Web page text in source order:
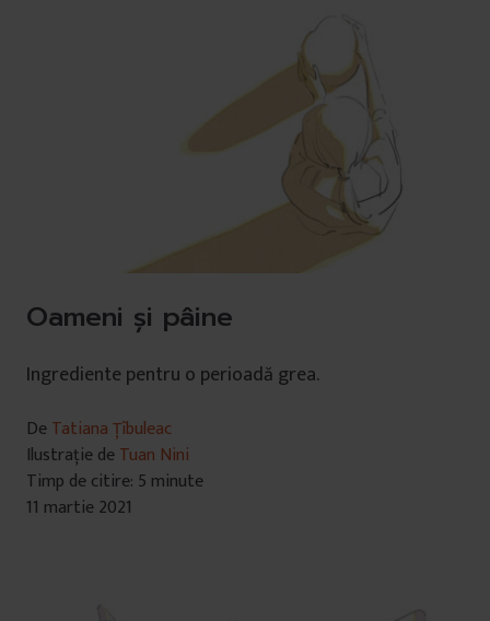
Oameni și pâine
Ingrediente pentru o perioadă grea.
DeTatiana Țîbuleac
Ilustrație deTuan Nini
Timp de citire: 5 minute
11 martie 2021